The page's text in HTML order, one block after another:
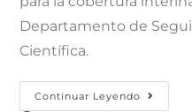
Departamento de
Científica.
Continuar Leyendo